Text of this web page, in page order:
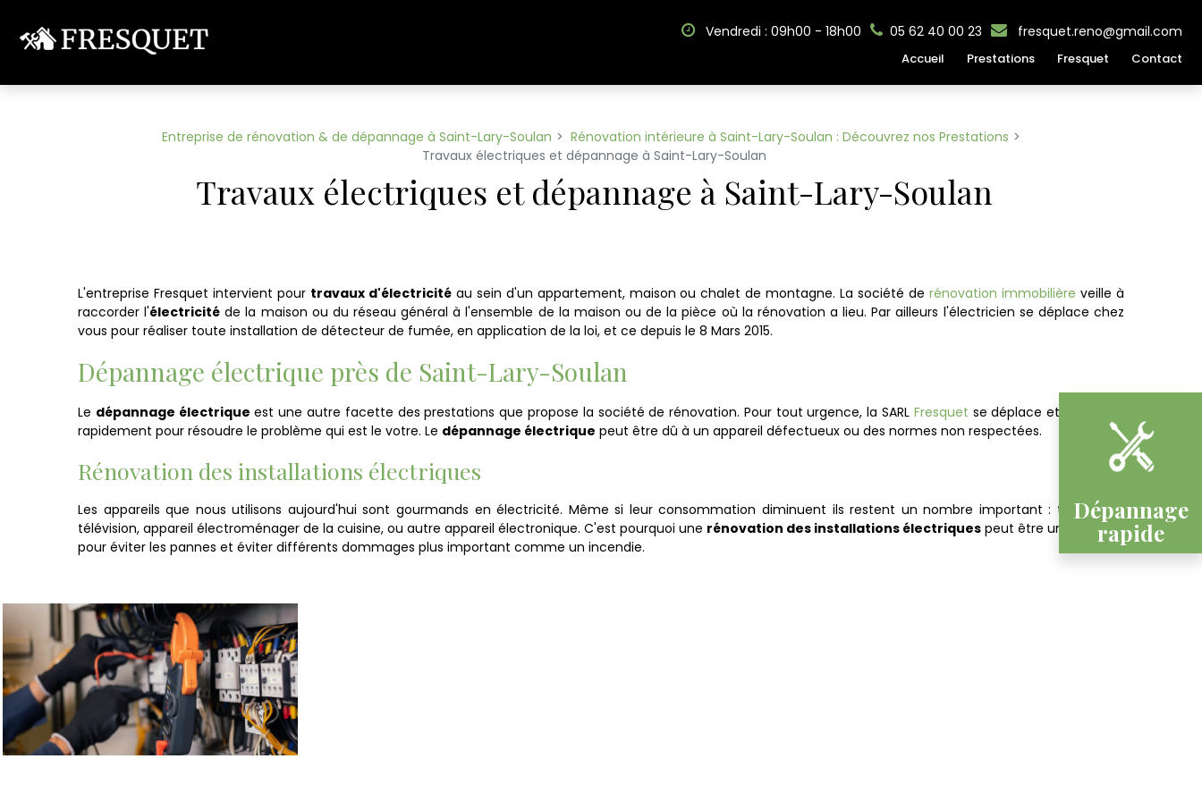
Vendredi : 09h00 - 18h00 05 62 40 00 23 fresquet.reno@gmail.com
Accueil Prestations Fresquet Contact
Entreprise de rénovation & de dépannage à Saint-Lary-Soulan
Rénovation intérieure à Saint-Lary-Soulan : Découvrez nos Prestations
Travaux électriques et dépannage à Saint-Lary-Soulan
Travaux électriques et dépannage à Saint-Lary-Soulan
L'entreprise Fresquet intervient pour travaux d'électricitéau sein d'un appartement, maison ou chalet de montagne. La société derénovation immobilière veille à
raccorder l'électricité de la maison ou du réseau général à l'ensemble de la maison ou de la pièce où la rénovation a lieu. Par ailleurs l'électricien se déplace chez
vous pour réaliser toute installation de détecteur de fumée, en application de la loi, et ce depuis le 8 Mars 2015.
Dépannage électrique près de Saint-Lary-Soulan
Le dépannage électrique est une autre facette des prestations que propose la société de rénovation. Pour tout urgence, la SARL Fresquet se déplace et intervient
rapidement pour résoudre le problème qui est le votre. Le dépannage électrique peut être dû à un appareil défectueux ou des normes non respectées.
Rénovation des installations électriques
Les appareils que nous utilisons aujourd'hui sont gourmands en électricité. Même si leur consommation diminuent ils restent un nombre important : téléphone,
télévision, appareil électroménager de la cuisine, ou autre appareil électronique. C'est pourquoi une rénovation des installations électriques peut être une solution
pour éviter les pannes et éviter différents dommages plus important comme un incendie.
Dépannage
rapide